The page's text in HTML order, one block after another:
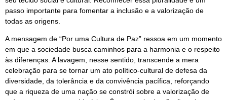
passo importante para fomentar a inclusão e a valorização de
todas as origens.
A mensagem de “Por uma Cultura de Paz” ressoa em um momento
em que a sociedade busca caminhos para a harmonia e o respeito
às diferenças. A lavagem, nesse sentido, transcende a mera
celebração para se tornar um ato político-cultural de defesa da
diversidade, da tolerância e da convivência pacífica, reforçando
que a riqueza de uma nação se constrói sobre a valorização de